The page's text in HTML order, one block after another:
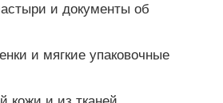
испытаний строительных
испытаний упаковки
и документы об
и мягкие упаковочные